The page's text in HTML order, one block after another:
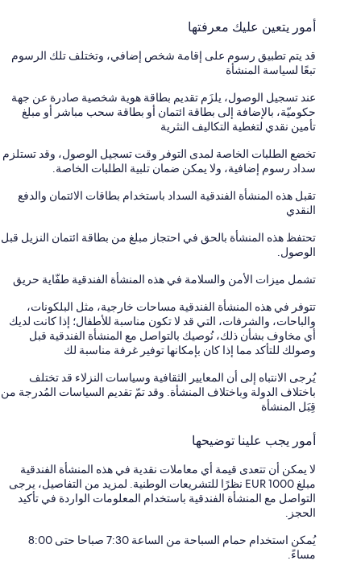
أمور يتعين عليك معرفتها
قد يتم تطبيق رسوم على إقامة شخص إضافي، وتختلف تلك الرسوم
تبعًا لسياسة المنشأة
عند تسجيل الوصول، يلزَم تقديم بطاقة هوية شخصية صادرة عن جهة
حكوميّة، بالإضافة إلى بطاقة ائتمان أو بطاقة سحب مباشر أو مبلغ
تأمين نقدي لتغطية التكاليف النثرية
تخضع الطلبات الخاصة لمدى التوفر وقت تسجيل الوصول، وقد تستلزم
سداد رسوم إضافية، ولا يمكن ضمان تلبية الطلبات الخاصة.
تقبل هذه المنشأة الفندقية السداد باستخدام بطاقات الائتمان والدفع
النقدي
تحتفظ هذه المنشأة بالحق في احتجاز مبلغ من بطاقة ائتمان النزيل قبل
الوصول.
تشمل ميزات الأمن والسلامة في هذه المنشأة الفندقية طفّاية حريق
تتوفر في هذه المنشأة الفندقية مساحات خارجية، مثل البلكونات،
والباحات، والشرفات، التي قد لا تكون مناسبة للأطفال؛ إذا كانت لديك
أي مخاوف بشأن ذلك، نُوصيك بالتواصل مع المنشأة الفندقية قبل
وصولك للتأكد مما إذا كان بإمكانها توفير غرفة مناسبة لك
يُرجى الانتباه إلى أن المعايير الثقافية وسياسات النزلاء قد تختلف
باختلاف الدولة وباختلاف المنشأة. وقد تمّ تقديم السياسات المُدرجة من
قِبَل المنشأة
أمور يجب علينا توضيحها
لا يمكن أن تتعدى قيمة أي معاملات نقدية في هذه المنشأة الفندقية
مبلغ EUR 1000 نظرًا للتشريعات الوطنية. لمزيد من التفاصيل، يرجى
التواصل مع المنشأة الفندقية باستخدام المعلومات الواردة في تأكيد
الحجز.
يُمكن استخدام حمام السباحة من الساعة 7:30 صباحا حتى 8:00
مساءً.